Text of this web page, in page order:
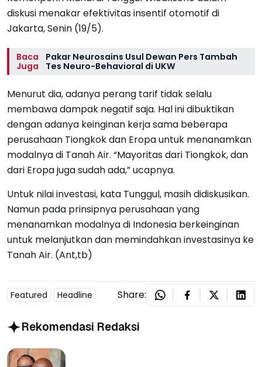
diskusi menakar efektivitas insentif otomotif di
Jakarta, Senin (19/5).
Baca
Juga
Pakar Neurosains Usul Dewan Pers Tambah
Tes Neuro-Behavioral di UKW
Menurut dia, adanya perang tarif tidak selalu
membawa dampak negatif saja. Hal ini dibuktikan
dengan adanya keinginan kerja sama beberapa
perusahaan Tiongkok dan Eropa untuk menanamkan
modalnya di Tanah Air. “Mayoritas dari Tiongkok, dan
dari Eropa juga sudah ada,” ucapnya.
Untuk nilai investasi, kata Tunggul, masih didiskusikan.
Namun pada prinsipnya perusahaan yang
menanamkan modalnya di Indonesia berkeinginan
untuk melanjutkan dan memindahkan investasinya ke
Tanah Air. (Ant,tb)
Featured Headline Share:
Rekomendasi Redaksi